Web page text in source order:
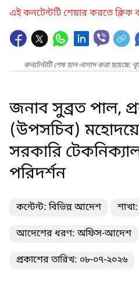
এই কনটেন্টটি শেয়ার করতে
কনটেন্টটি শেষ হাল-নাগাদ করা
জনাব সুব্রত পাল,
(উপসচিব)
সরকারি
পরিদর্শন
কন্টেন্ট: বিভিন্ন আদেশ
আদেশের ধরণ: অফিস-আদেশ
প্রকাশের তারিখ: ০৮-০৭-২০২৬